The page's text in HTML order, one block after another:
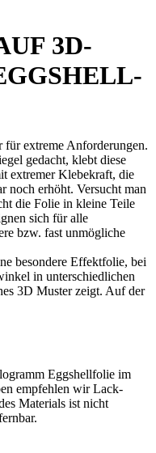
3D-
extreme Anforderungen.
gedacht, klebt diese
extremer Klebekraft, die
noch erhöht. Versucht man
die Folie in kleine Teile
sich für alle
bzw. fast unmögliche
besondere Effektfolie, bei
in unterschiedlichen
3D Muster zeigt. Auf der
Eggshellfolie im
empfehlen wir Lack-
Materials ist nicht